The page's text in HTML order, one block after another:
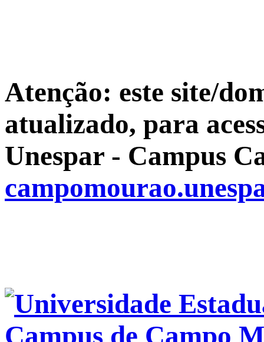
Atenção: este site/
atualizado, para
Unespar - Campus